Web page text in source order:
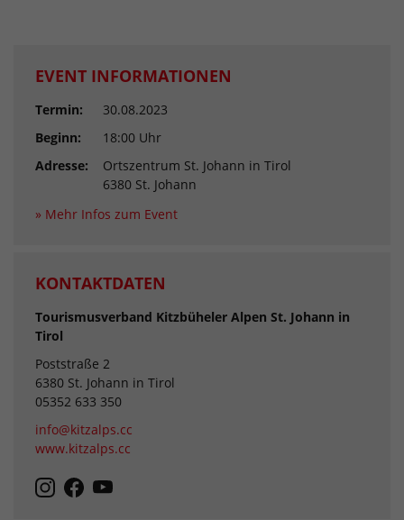
EVENT INFORMATIONEN
Termin:
30.08.2023
Beginn:
18:00 Uhr
Adresse:
Ortszentrum St. Johann in Tirol
6380 St. Johann
» Mehr Infos zum Event
KONTAKTDATEN
Tourismusverband Kitzbüheler Alpen St. Johann in
Tirol
Poststraße 2
6380 St. Johann in Tirol
05352 633 350
info@kitzalps.cc
www.kitzalps.cc